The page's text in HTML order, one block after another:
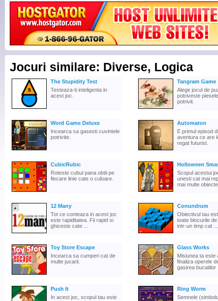
Jocuri similare: Diverse, Logica
The Stupidity Test
Testeaza-ti inteligenta in
acest joc.
Tangram Game
Alege jocul de
potriveste
potrivit.
Word Game Deluxe
Incearca sa gasesti cuvintele
potrivite.
Automaton
E primul episod
aventura ce are
regat futurist.
CubicRubic
Roteste cubul pana obtii pe
fiecare linie cate o culoare.
Holloween
Scopul acestui
unesti cat mai
mai multe
12 Many
Tot ce conteaza in acest joc
este rapiditatea. Fii rapid si
ghiceste cate ...
Conundrum
Obiectivul tau
toate blocurile
intr-un timp cat ...
Toy Store Escape
Incearca sa cumperi cat de
multe jucarii.
Glass Works
Misiunea ta este
finaliza operele
gasirea bucatilor
Push It
In acest joc, scopul tau este
Ring Worm
Semnele